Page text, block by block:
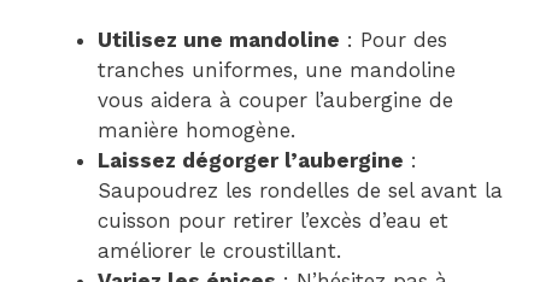
Utilisez une mandoline : Pour des
tranches uniformes, une mandoline
vous aidera à couper l’aubergine de
manière homogène.
Laissez dégorger l’aubergine :
Saupoudrez les rondelles de sel avant la
cuisson pour retirer l’excès d’eau et
améliorer le croustillant.